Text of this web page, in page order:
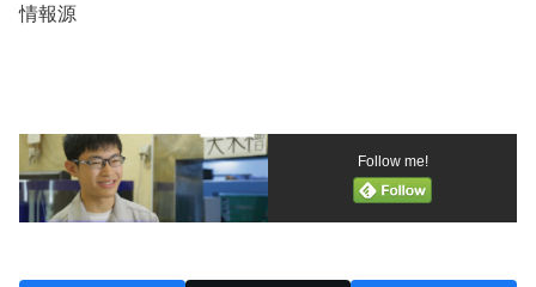
情報源
Follow me!